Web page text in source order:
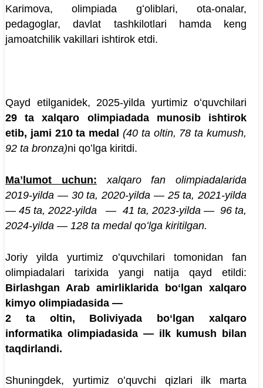
Karimova, olimpiada gʻoliblari, ota-onalar,
pedagoglar, davlat tashkilotlari hamda keng
jamoatchilik vakillari ishtirok etdi.
Qayd etilganidek, 2025-yilda yurtimiz oʻquvchilari
29 ta xalqaro olimpiadada munosib ishtirok
etib, jami 210 ta medal (40 ta oltin, 78 ta kumush,
92 ta bronza)ni qoʻlga kiritdi.
Maʼlumot uchun:
xalqaro fan olimpiadalarida
2019-yilda — 30 ta, 2020-yilda — 25 ta, 2021-yilda
— 45 ta, 2022-yilda — 41 ta, 2023-yilda — 96 ta,
2024-yilda — 128 ta medal qoʻlga kiritilgan.
Joriy yilda yurtimiz oʻquvchilari tomonidan fan
olimpiadalari tarixida yangi natija qayd etildi:
Birlashgan Arab amirliklarida boʻlgan xalqaro
kimyo olimpiadasida —
2 ta oltin, Boliviyada boʻlgan xalqaro
informatika olimpiadasida — ilk kumush bilan
taqdirlandi.
Shuningdek, yurtimiz oʻquvchi qizlari ilk marta